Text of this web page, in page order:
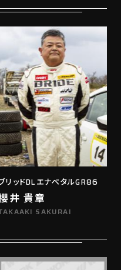
リッドDLエナペタルGR86
井 貴章
SAKURAI